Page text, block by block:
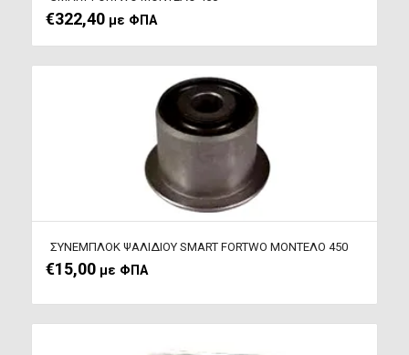
€322,40 με ΦΠΑ
ΣΥΝΕΜΠΛΟΚ ΨΑΛΙΔΙΟΥ SMART FORTWO ΜΟΝΤΕΛΟ 450
€15,00 με ΦΠΑ